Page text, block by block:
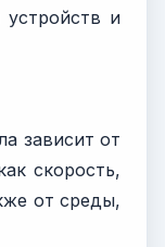
устройств и
зависит от
скорость,
от среды,